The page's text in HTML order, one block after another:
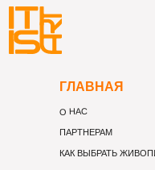
О НАС
ГЛАВНАЯ
КАК ВЫБРАТЬ
ПАРТНЕРАМ